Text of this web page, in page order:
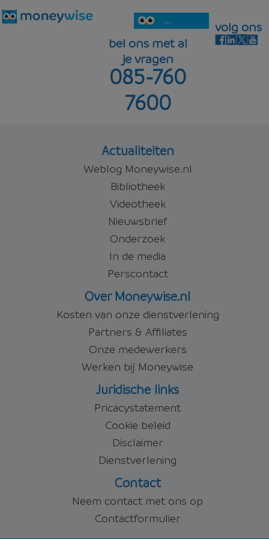
...
bel ons met al
je vragen
085-760
7600
volg ons
Actualiteiten
Weblog Moneywise.nl
Bibliotheek
Videotheek
Nieuwsbrief
Onderzoek
In de media
Perscontact
Over Moneywise.nl
Kosten van onze dienstverlening
Partners & Affiliates
Onze medewerkers
Werken bij Moneywise
Juridische links
Pricacystatement
Cookie beleid
Disclaimer
Dienstverlening
Contact
Neem contact met ons op
Contactformulier